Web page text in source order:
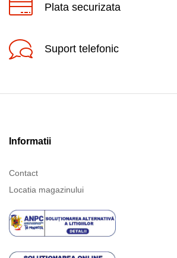
Plata securizata
Suport telefonic
Informatii
Contact
Locatia magazinului